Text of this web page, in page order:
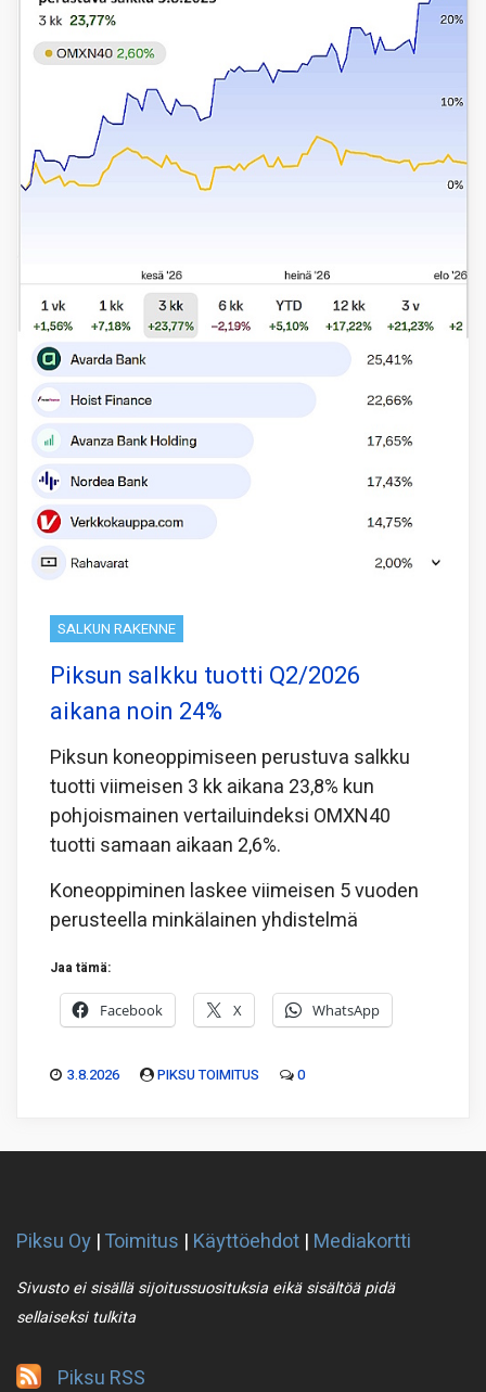
SALKUN RAKENNE
Piksun salkku tuotti Q2/2026
aikana noin 24%
Piksun koneoppimiseen perustuva salkku
tuotti viimeisen 3 kk aikana 23,8% kun
pohjoismainen vertailuindeksi OMXN40
tuotti samaan aikaan 2,6%.
Koneoppiminen laskee viimeisen 5 vuoden
perusteella minkälainen yhdistelmä
Jaa tämä:
Facebook X WhatsApp
3.8.2026 PIKSU TOIMITUS 0
Piksu Oy |Toimitus | Käyttöehdot | Mediakortti
Sivusto ei sisällä sijoitussuosituksia eikä sisältöä pidä
sellaiseksi tulkita
Piksu RSS